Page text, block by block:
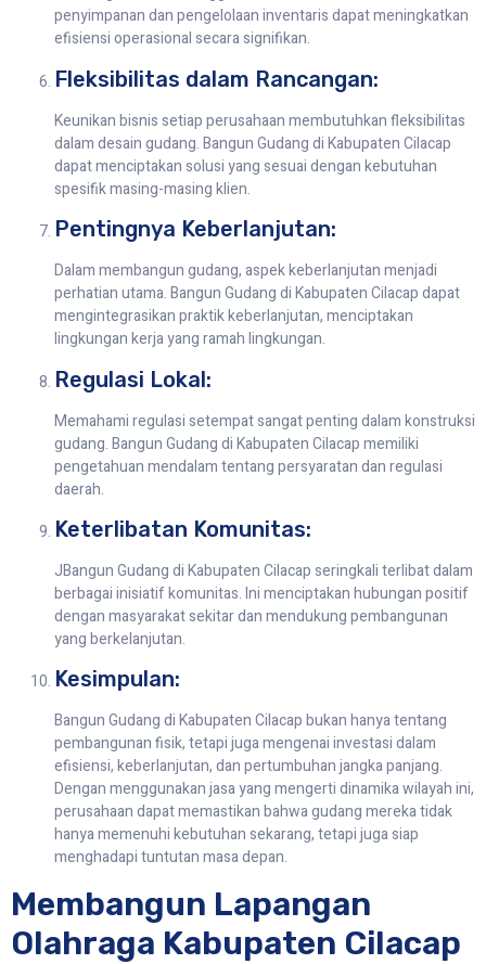
penyimpanan dan pengelolaan inventaris dapat meningkatkan
efisiensi operasional secara signifikan.
Fleksibilitas dalam Rancangan:
Keunikan bisnis setiap perusahaan membutuhkan fleksibilitas
dalam desain gudang. Bangun Gudang di Kabupaten Cilacap
dapat menciptakan solusi yang sesuai dengan kebutuhan
spesifik masing-masing klien.
Pentingnya Keberlanjutan:
Dalam membangun gudang, aspek keberlanjutan menjadi
perhatian utama. Bangun Gudang di Kabupaten Cilacap dapat
mengintegrasikan praktik keberlanjutan, menciptakan
lingkungan kerja yang ramah lingkungan.
Regulasi Lokal:
Memahami regulasi setempat sangat penting dalam konstruksi
gudang. Bangun Gudang di Kabupaten Cilacap memiliki
pengetahuan mendalam tentang persyaratan dan regulasi
daerah.
Keterlibatan Komunitas:
JBangun Gudang di Kabupaten Cilacap seringkali terlibat dalam
berbagai inisiatif komunitas. Ini menciptakan hubungan positif
dengan masyarakat sekitar dan mendukung pembangunan
yang berkelanjutan.
Kesimpulan:
Bangun Gudang di Kabupaten Cilacap bukan hanya tentang
pembangunan fisik, tetapi juga mengenai investasi dalam
efisiensi, keberlanjutan, dan pertumbuhan jangka panjang.
Dengan menggunakan jasa yang mengerti dinamika wilayah ini,
perusahaan dapat memastikan bahwa gudang mereka tidak
hanya memenuhi kebutuhan sekarang, tetapi juga siap
menghadapi tuntutan masa depan.
Membangun Lapangan
Olahraga Kabupaten Cilacap